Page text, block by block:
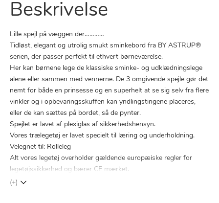
Beskrivelse
Lille spejl på væggen der…………
Tidløst, elegant og utrolig smukt sminkebord fra BY ASTRUP®
serien, der passer perfekt til ethvert børneværelse.
Her kan børnene lege de klassiske sminke- og udklædningslege
alene eller sammen med vennerne. De 3 omgivende spejle gør det
nemt for både en prinsesse og en superhelt at se sig selv fra flere
vinkler og i opbevaringsskuffen kan yndlingstingene placeres,
eller de kan sættes på bordet, så de pynter.
Spejlet er lavet af plexiglas af sikkerhedshensyn.
Vores trælegetøj er lavet specielt til læring og underholdning.
Velegnet til: Rolleleg
Alt vores legetøj overholder gældende europæiske regler for
legetøjssikkerhed og bærer CE mærket.
(+)